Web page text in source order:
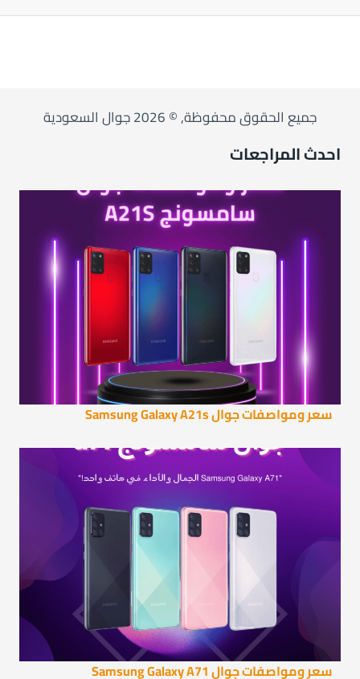
جميع الحقوق محفوظة, © 2026 جوال السعودية
احدث المراجعات
سعر ومواصفات جوال Samsung Galaxy A21s
سعر ومواصفات جوال Samsung Galaxy A71